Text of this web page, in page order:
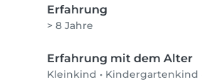
Erfahrung
> 8 Jahre
Erfahrung mit dem Alter
Kleinkind • Kindergartenkind